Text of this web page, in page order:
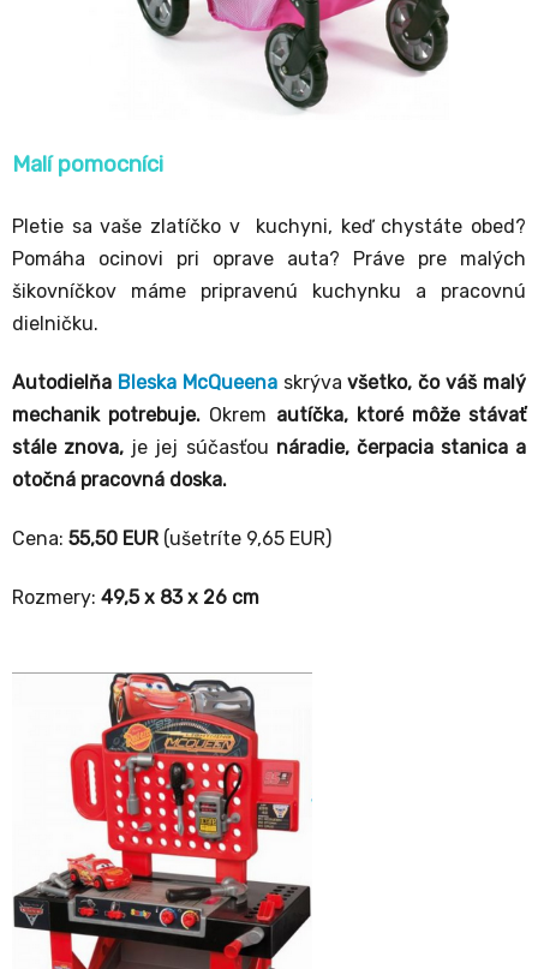
Malí pomocníci
Pletie sa vaše zlatíčko v kuchyni, keď chystáte obed?
Pomáha ocinovi pri oprave auta? Práve pre malých
šikovníčkov máme pripravenú kuchynku a pracovnú
dielničku.
Autodielňa Bleska McQueenaskrývavšetko, čo váš malý
mechanik potrebuje. Okrem autíčka, ktoré môže stávať
stále znova, je jej súčasťou náradie, čerpacia stanica a
otočná pracovná doska.
Cena: 55,50 EUR (ušetríte 9,65 EUR)
Rozmery: 49,5 x 83 x 26 cm